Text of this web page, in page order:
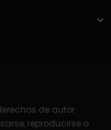
de autor.
reproducirse o